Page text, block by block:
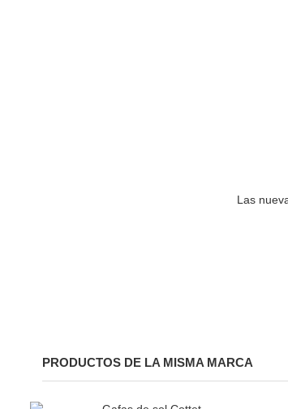
Las
PRODUCTOS DE LA MISMA MARCA